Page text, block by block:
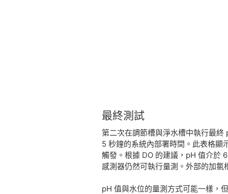
最終測試
第二次在調節槽與淨水槽中執行最
5 秒鐘的系統內部署時間。此表格顯
觸發。根據 DO 的建議，pH 值介於
感測器仍然可執行量測。外部的加
pH 值與水位的量測方式可能一樣，